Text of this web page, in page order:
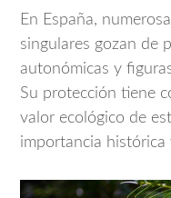
En España,
singulares gozan de
autonómicas y
Su protección tiene
valor ecológico de
importancia histórica